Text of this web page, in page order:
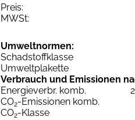
Preis:
MWSt:
Umweltnormen:
Schadstoffklasse
Umweltplakette
Verbrauch und Emissionen
Energieverbr. komb.
CO2-Emissionen komb.
CO2-Klasse